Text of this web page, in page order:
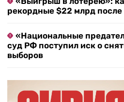
рекордные $22 млрд
«Национальные
суд РФ поступил иск о
выборов